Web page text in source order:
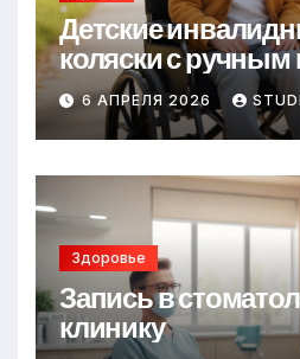
Детские
коляски с
6 АПРЕЛЯ 2026
Здоровье
Запись в
клинику